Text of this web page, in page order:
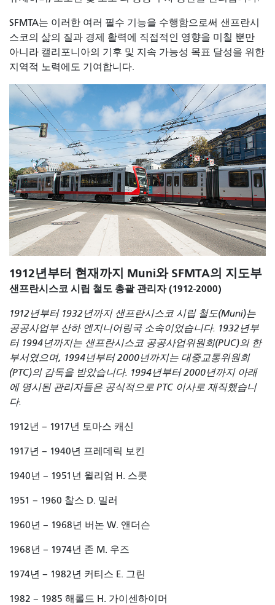
SFMTA는 이러한 여러 필수 기능을 수행함으로써 샌프란시
스코의 삶의 질과 경제 활력에 직접적인 영향을 미칠 뿐만
아니라 캘리포니아의 기후 및 지속 가능성 목표 달성을 위한
지역적 노력에도 기여합니다.
1912년부터 현재까지 Muni와 SFMTA의 지도부
샌프란시스코 시립 철도 총괄 관리자 (1912-2000)
1912년부터 1932년까지 샌프란시스코 시립 철도(Muni)는
공공사업부 산하 엔지니어링국 소속이었습니다. 1932년부
터 1994년까지는 샌프란시스코 공공사업위원회(PUC)의 한
부서였으며, 1994년부터 2000년까지는 대중교통위원회
(PTC)의 감독을 받았습니다. 1994년부터 2000년까지 아래
에 명시된 관리자들은 공식적으로 PTC 이사로 재직했습니
다.
1912년 – 1917년 토마스 캐신
1917년 – 1940년 프레데릭 보킨
1940년 – 1951년 윌리엄 H. 스콧
1951 – 1960 찰스 D. 밀러
1960년 – 1968년 버논 W. 앤더슨
1968년 – 1974년 존 M. 우즈
1974년 – 1982년 커티스 E. 그린
1982 – 1985 해롤드 H. 가이센하이머